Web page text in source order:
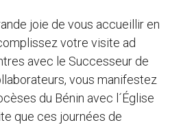
joie de vous accueillir en
votre visite ad
avec le Successeur de
vous manifestez
du Bénin avec l´Église
que ces journées de